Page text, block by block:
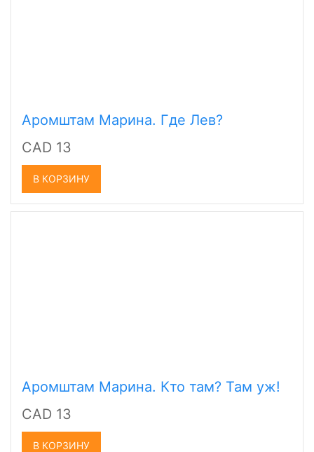
Аромштам Марина. Где Лев?
CAD 13
В КОРЗИНУ
Аромштам Марина. Кто там? Там уж!
CAD 13
В КОРЗИНУ